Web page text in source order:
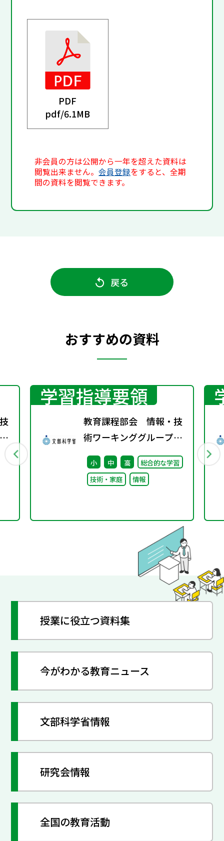
PDF
pdf/6.1MB
非会員の方は公開から一年を超えた資料は
閲覧出来ません。会員登録をすると、全期
間の資料を閲覧できます。
戻る
おすすめの資料
学習指導要領
教育課程部会 情報・技
術ワーキンググループ
（第10回）配付資料
小 中 高
総合的な学習
技術・家庭
情報
授業に役立つ資料集
今がわかる教育ニュース
文部科学省情報
研究会情報
全国の教育活動